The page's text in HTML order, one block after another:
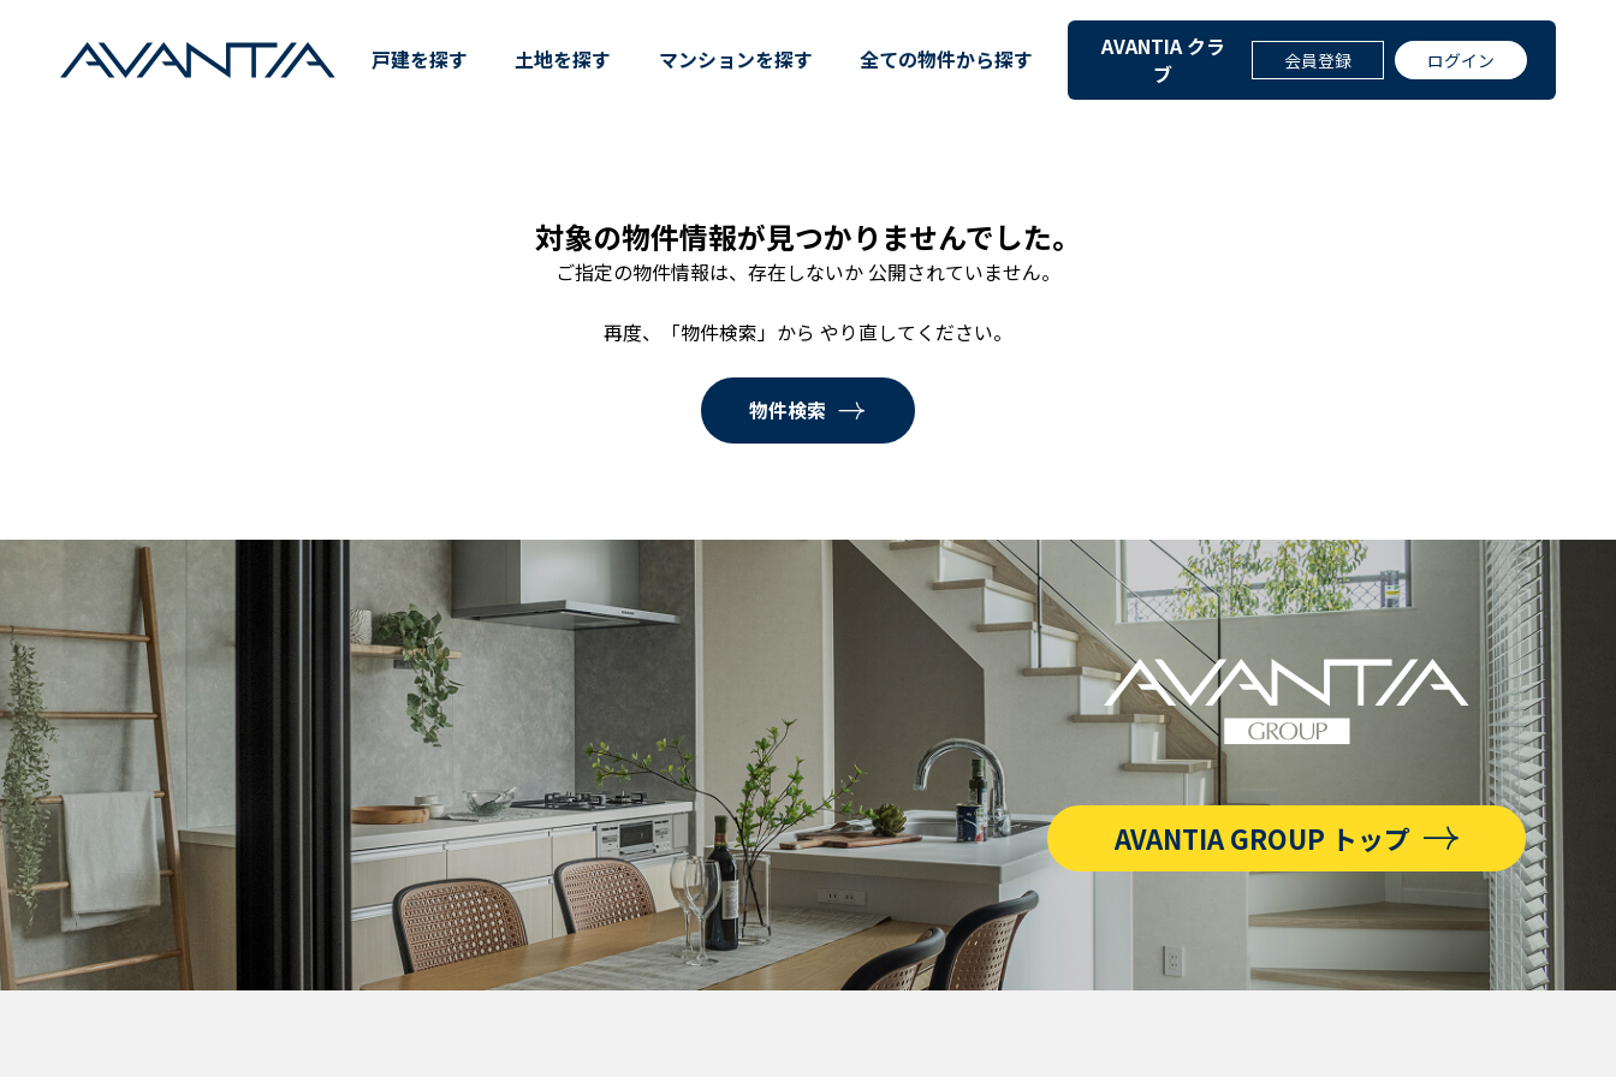
Not Found ｜ 分譲住宅・仲介・土地情報はAVANTIA GROUP
戸建を探す 土地を探す マンションを探す 全ての物件から探す
AVANTIA クラ
ブ
会員登録 ログイン
対象の物件情報が見つかりませんでした。
ご指定の物件情報は、存在しないか 公開されていません。
再度、「物件検索」から やり直してください。
物件検索
AVANTIA GROUP トップ